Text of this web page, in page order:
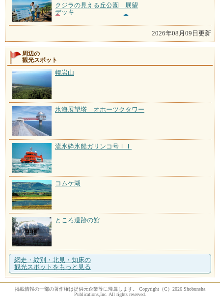
クジラの見える丘公園 展望
デッキ
2026年08月09日更新
周辺の
観光スポット
幌岩山
氷海展望塔 オホーツクタワー
流氷砕氷船ガリンコ号ＩＩ
コムケ湖
ところ遺跡の館
網走・紋別・北見・知床の
観光スポットをもっと見る
掲載情報の一部の著作権は提供元企業等に帰属します。 Copyright（C）2026 Shobunsha
Publications,Inc. All rights reserved.